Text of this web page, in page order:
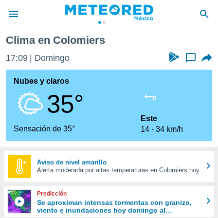
de
ha sido
calidad.
a este
las
y
forma
digital
basada
Clima en Colomiers
17:09 Domingo ...
Nubes y claros
35°
Sensación de 35°
Este
14
34 km/h
Aviso de nivel amarillo
Alerta moderada por altas temperaturas en Colomiers hoy
Predicción
Se aproximan intensas tormentas con granizo,
viento e inundaciones hoy domingo al